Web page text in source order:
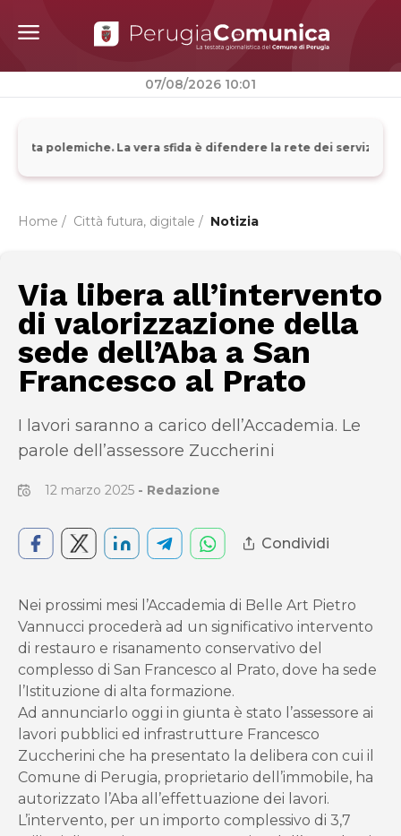
07/08/2026 10:01
polemiche. La vera sfida è difendere la rete dei servizi,
Home / Città futura, digitale / Notizia
Via libera all’intervento
di valorizzazione della
sede dell’Aba a San
Francesco al Prato
I lavori saranno a carico dell’Accademia. Le
parole dell’assessore Zuccherini
12 marzo 2025 - Redazione
Condividi
Nei prossimi mesi l’Accademia di Belle Art Pietro
Vannucci procederà ad un significativo intervento
di restauro e risanamento conservativo del
complesso di San Francesco al Prato, dove ha sede
l’Istituzione di alta formazione.
Ad annunciarlo oggi in giunta è stato l’assessore ai
lavori pubblici ed infrastrutture Francesco
Zuccherini che ha presentato la delibera con cui il
Comune di Perugia, proprietario dell’immobile, ha
autorizzato l’Aba all’effettuazione dei lavori.
L’intervento, per un importo complessivo di 3,7